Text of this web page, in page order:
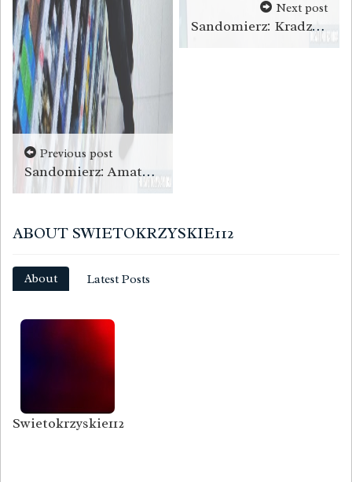
Previous post
Sandomierz: Amator drogich perfum trafił do aresztu [zdjęcia]
Next post
Sandomierz: Kradzione tablice, wóz z wypożyczalni i kradzież paliwa [wideo]
ABOUT SWIETOKRZYSKIE112
About Latest Posts
Swietokrzyskie112